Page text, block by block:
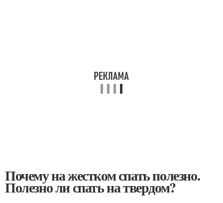
Почему на жестком спать полезно.
Полезно ли спать на твердом?